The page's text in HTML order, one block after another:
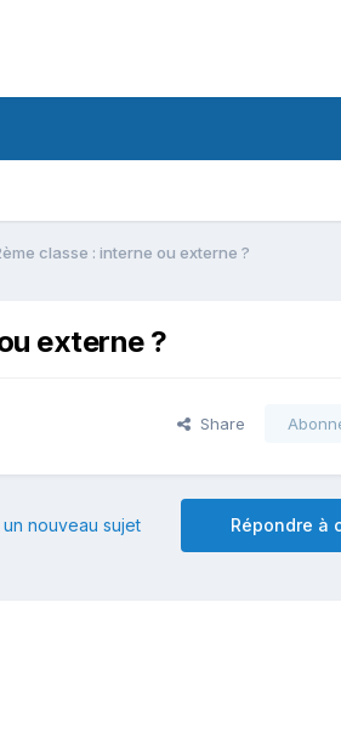
classe : interne ou externe ?
externe ?
Share
Répondre à
nouveau sujet